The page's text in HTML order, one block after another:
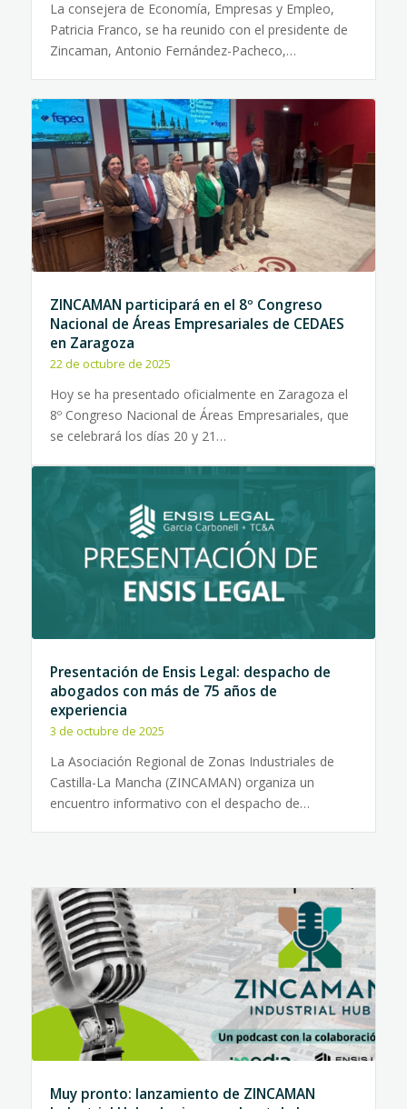
La consejera de Economía, Empresas y Empleo,
Patricia Franco, se ha reunido con el presidente de
Zincaman, Antonio Fernández-Pacheco,…
ZINCAMAN participará en el 8º Congreso
Nacional de Áreas Empresariales de CEDAES
en Zaragoza
22 de octubre de 2025
Hoy se ha presentado oficialmente en Zaragoza el
8º Congreso Nacional de Áreas Empresariales, que
se celebrará los días 20 y 21…
Presentación de Ensis Legal: despacho de
abogados con más de 75 años de
experiencia
3 de octubre de 2025
La Asociación Regional de Zonas Industriales de
Castilla-La Mancha (ZINCAMAN) organiza un
encuentro informativo con el despacho de…
Muy pronto: lanzamiento de ZINCAMAN